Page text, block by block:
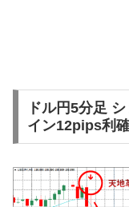
ドル円5分足
イン12pips利